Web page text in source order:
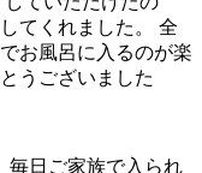
てくれました。 全
お風呂に入るのが楽
うございました
毎日ご家族で入られ